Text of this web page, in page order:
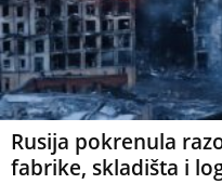
Rusija pokrenula
fabrike, skladišta i